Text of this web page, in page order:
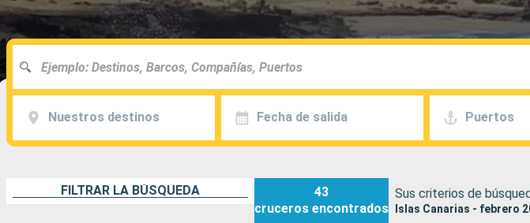
Nuestros destinos Fecha de salida Puertos
FILTRAR LA BÚSQUEDA
43
cruceros encontrados
Sus criterios de
Islas Canarias - febrero